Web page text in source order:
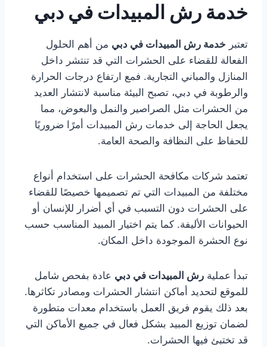
خدمة رش المبيدات في دبي
تعتبر خدمة رش المبيدات في دبي من أهم الحلول
الفعالة للقضاء على الحشرات التي قد تنتشر داخل
المنازل والمباني التجارية. فمع ارتفاع درجات الحرارة
والرطوبة في دبي، تصبح البيئة مناسبة لانتشار العديد
من الحشرات مثل الصراصير والنمل والبعوض، مما
يجعل الحاجة إلى خدمات رش المبيدات أمرًا ضروريًا
للحفاظ على النظافة والصحة العامة.
تعتمد شركات مكافحة الحشرات على استخدام أنواع
مختلفة من المبيدات التي تم تصميمها خصيصًا للقضاء
على الحشرات دون التسبب في أي أضرار للإنسان أو
الحيوانات الأليفة. كما يتم اختيار المبيد المناسب حسب
نوع الحشرة الموجودة داخل المكان.
تبدأ عملية رش المبيدات في دبي عادة بفحص شامل
للموقع لتحديد أماكن انتشار الحشرات ومصادر تكاثرها.
بعد ذلك يقوم فريق العمل باستخدام معدات متطورة
لضمان توزيع المبيد بشكل فعال في جميع الأماكن التي
قد تختبئ فيها الحشرات.